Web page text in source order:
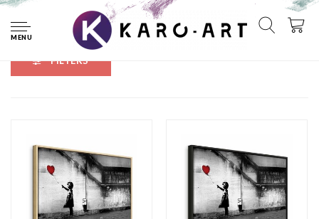
MENU
Banksy collectie
FILTERS